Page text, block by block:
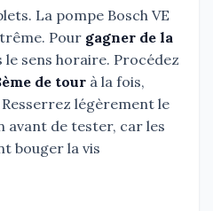
La pompe Bosch VE
Pour gagner de la
le sens horaire. Procédez
de tour à la fois,
légèrement le
avant de tester, car les
bouger la vis